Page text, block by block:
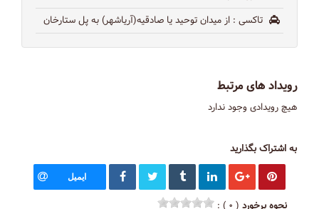
تاکسی : از میدان توحید یا صادقیه(آریاشهر) به پل ستارخان
رویداد های مرتبط
هیچ رویدادی وجود ندارد
به اشتراک بگذارید
ایمیل